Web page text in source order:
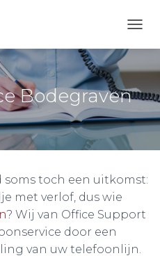
A
I
G
A
T
I
S
L
N
Bodegraven
toch een uitkomst:
met verlof, dus wie
? Wij van Office Support
door een
van uw telefoonlijn.